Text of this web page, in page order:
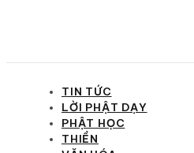
TIN TỨC
LỜI PHẬT DẠY
PHẬT HỌC
THIỀN